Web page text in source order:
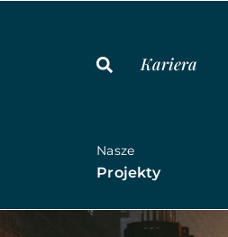
Kariera
Nasze
Projekty